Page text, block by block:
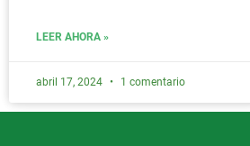
LEER AHORA »
abril 17, 2024 1 comentario